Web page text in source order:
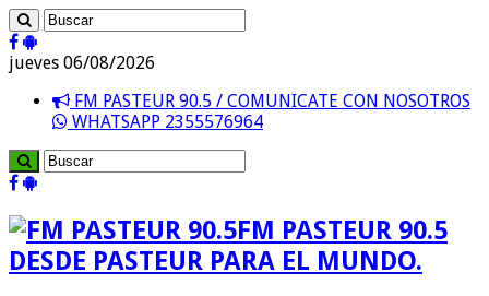
jueves 06/08/2026
FM PASTEUR 90.5 / COMUNICATE CON NOSOTROS
WHATSAPP 2355576964
FM PASTEUR 90.5
DESDE PASTEUR PARA EL MUNDO.